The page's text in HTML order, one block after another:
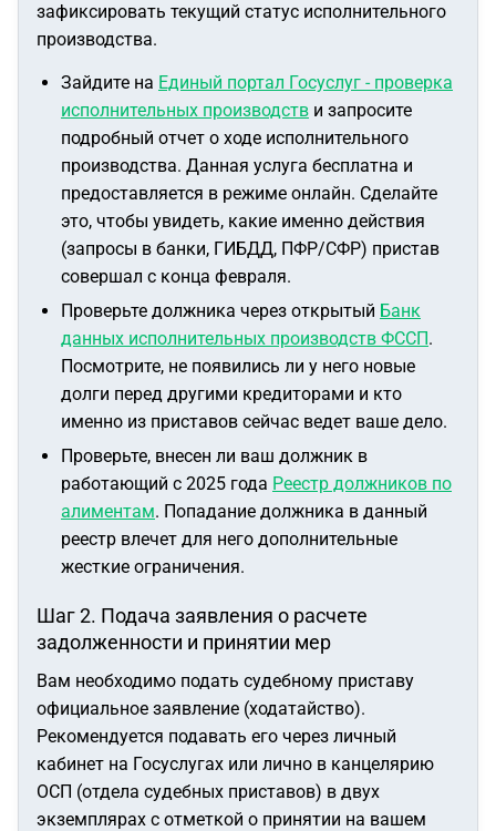
зафиксировать текущий статус исполнительного
производства.
Зайдите на Единый портал Госуслуг - проверка
исполнительных производств и запросите
подробный отчет о ходе исполнительного
производства. Данная услуга бесплатна и
предоставляется в режиме онлайн. Сделайте
это, чтобы увидеть, какие именно действия
(запросы в банки, ГИБДД, ПФР/СФР) пристав
совершал с конца февраля.
Проверьте должника через открытый Банк
данных исполнительных производств ФССП.
Посмотрите, не появились ли у него новые
долги перед другими кредиторами и кто
именно из приставов сейчас ведет ваше дело.
Проверьте, внесен ли ваш должник в
работающий с 2025 года Реестр должников по
алиментам. Попадание должника в данный
реестр влечет для него дополнительные
жесткие ограничения.
Шаг 2. Подача заявления о расчете
задолженности и принятии мер
Вам необходимо подать судебному приставу
официальное заявление (ходатайство).
Рекомендуется подавать его через личный
кабинет на Госуслугах или лично в канцелярию
ОСП (отдела судебных приставов) в двух
экземплярах с отметкой о принятии на вашем